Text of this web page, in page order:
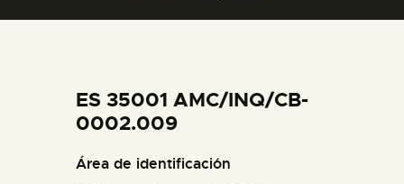
COLECCIONES
ES 35001 AMC/INQ/CB-
0002.009
Área de identificación